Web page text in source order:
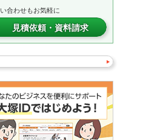
合わせもお気軽に
見積依頼・資料請求